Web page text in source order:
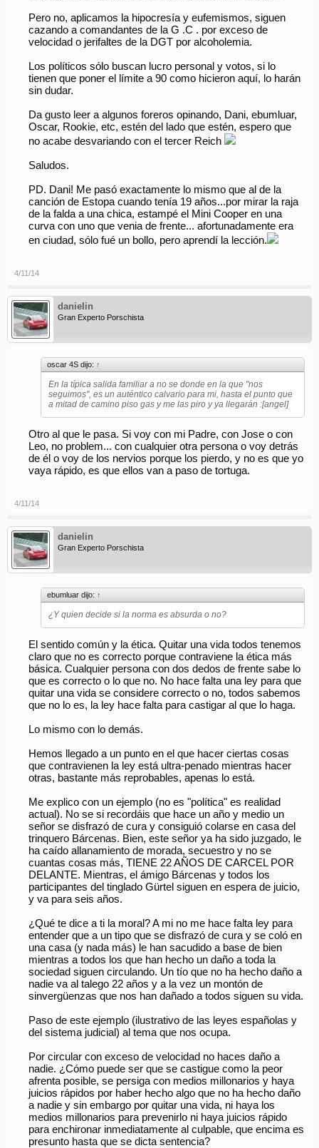
Pero no, aplicamos la hipocresía y eufemismos, siguen
cazando a comandantes de la G .C . por exceso de
velocidad o jerifaltes de la DGT por alcoholemia.
Los políticos sólo buscan lucro personal y votos, si lo
tienen que poner el límite a 90 como hicieron aquí, lo harán
sin dudar.
Da gusto leer a algunos foreros opinando, Dani, ebumluar,
Oscar, Rookie, etc, estén del lado que estén, espero que
no acabe desvariando con el tercer Reich
Saludos.
PD. Dani! Me pasó exactamente lo mismo que al de la
canción de Estopa cuando tenía 19 años...por mirar la raja
de la falda a una chica, estampé el Mini Cooper en una
curva con uno que venia de frente... afortunadamente era
en ciudad, sólo fué un bollo, pero aprendí la lección.
4/11/14
danielin
Gran Experto Porschista
oscar 4S dijo: ↑
En la típica salida familiar a no se donde en la que "nos
seguimos", es un auténtico calvario para mi, hasta el punto que
a mitad de camino piso gas y me las piro y ya llegarán :[angel]
Otro al que le pasa. Si voy con mi Padre, con Jose o con
Leo, no problem... con cualquier otra persona o voy detrás
de él o voy de los nervios porque los pierdo, y no es que yo
vaya rápido, es que ellos van a paso de tortuga.
4/11/14
danielin
Gran Experto Porschista
ebumluar dijo: ↑
¿Y quien decide si la norma es absurda o no?
El sentido común y la ética. Quitar una vida todos tenemos
claro que no es correcto porque contraviene la ética más
básica. Cualquier persona con dos dedos de frente sabe lo
que es correcto o lo que no. No hace falta una ley para que
quitar una vida se considere correcto o no, todos sabemos
que no lo es, la ley hace falta para castigar al que lo haga.
Lo mismo con lo demás.
Hemos llegado a un punto en el que hacer ciertas cosas
que contravienen la ley está ultra-penado mientras hacer
otras, bastante más reprobables, apenas lo está.
Me explico con un ejemplo (no es "política" es realidad
actual). No se si recordáis que hace un año y medio un
señor se disfrazó de cura y consiguió colarse en casa del
trinquero Bárcenas. Bien, este señor ya ha sido juzgado, le
ha caído allanamiento de morada, secuestro y no se
cuantas cosas más, TIENE 22 AÑOS DE CARCEL POR
DELANTE. Mientras, el ámigo Bárcenas y todos los
participantes del tinglado Gürtel siguen en espera de juicio,
y va para seis años.
¿Qué te dice a ti la moral? A mi no me hace falta ley para
entender que a un tipo que se disfrazó de cura y se coló en
una casa (y nada más) le han sacudido a base de bien
mientras a todos los que han hecho un daño a toda la
sociedad siguen circulando. Un tío que no ha hecho daño a
nadie va al talego 22 años y a la vez un montón de
sinvergüenzas que nos han dañado a todos siguen su vida.
Paso de este ejemplo (ilustrativo de las leyes españolas y
del sistema judicial) al tema que nos ocupa.
Por circular con exceso de velocidad no haces daño a
nadie. ¿Cómo puede ser que se castigue como la peor
afrenta posible, se persiga con medios millonarios y haya
juicios rápidos por haber hecho algo que no ha hecho daño
a nadie y sin embargo por quitar una vida, ni haya los
medios millonarios para prevenirlo ni haya juicios rápido
para enchironar inmediatamente al culpable, que encima es
presunto hasta que se dicta sentencia?